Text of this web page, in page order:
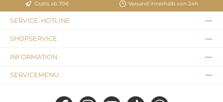
Gratis ab 70€ Versand innerhalb von 24h
SERVICE-HOTLINE
SHOPSERVICE
INFORMATION
SERVICEMENU